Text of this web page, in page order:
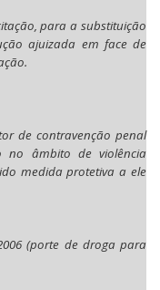
para a substituição
ajuizada em face de
de contravenção penal
no âmbito de violência
medida protetiva a ele
(porte de droga para